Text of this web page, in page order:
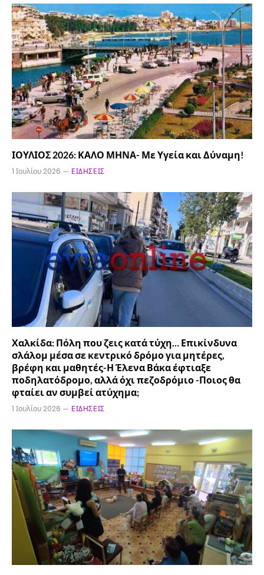
ΙΟΥΛΙΟΣ 2026: ΚΑΛΟ ΜΗΝΑ- Με Υγεία και Δύναμη!
1 Ιουλίου 2026 ΕΙΔΉΣΕΙΣ
Χαλκίδα: Πόλη που ζεις κατά τύχη… Επικίνδυνα
σλάλομ μέσα σε κεντρικό δρόμο για μητέρες,
βρέφη και μαθητές-Η Έλενα Βάκα έφτιαξε
ποδηλατόδρομο, αλλά όχι πεζοδρόμιο -Ποιος θα
φταίει αν συμβεί ατύχημα;
1 Ιουλίου 2026 ΕΙΔΉΣΕΙΣ